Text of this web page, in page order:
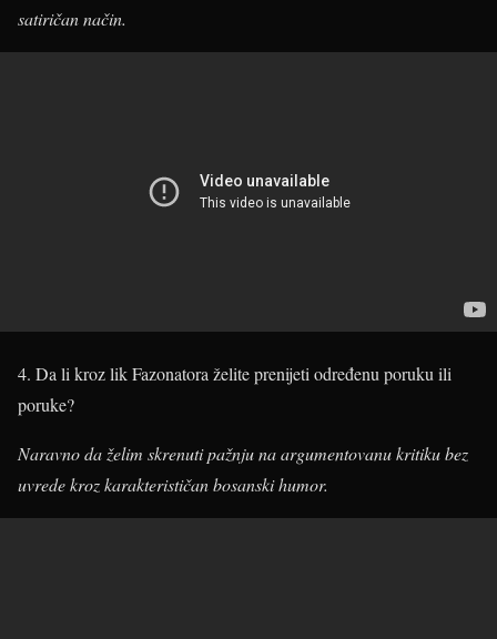
satiričan način.
4. Da li kroz lik Fazonatora želite prenijeti određenu poruku ili
poruke?
Naravno da želim skrenuti pažnju na argumentovanu kritiku bez
uvrede kroz karakterističan bosanski humor.